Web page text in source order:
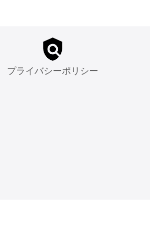
プライバシーポリシー